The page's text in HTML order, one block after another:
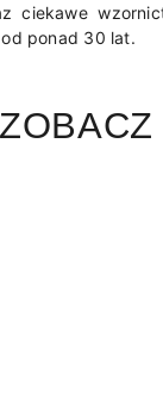
ciekawe
ponad 30 lat.
ZOBACZ